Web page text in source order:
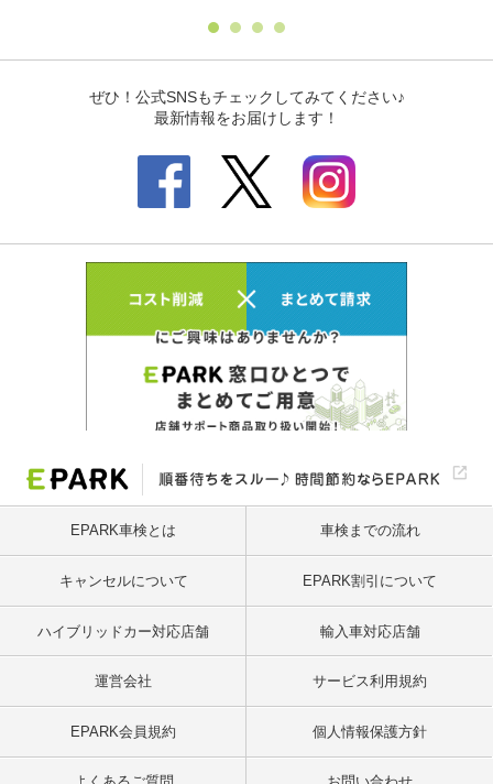
EPARK車検とは 車検までの流れ
キャンセルについて EPARK割引について
ハイブリッドカー対応店舗 輸入車対応店舗
運営会社 サービス利用規約
EPARK会員規約 個人情報保護方針